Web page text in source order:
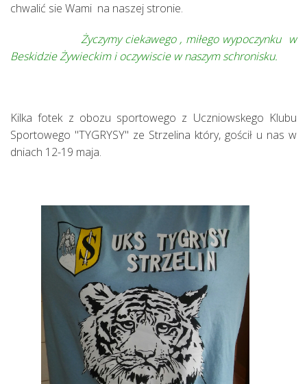
chwalić sie Wami na naszej stronie.
Życzymy ciekawego , miłego wypoczynku w
Beskidzie Żywieckim i oczywiscie w naszym schronisku.
Kilka fotek z obozu sportowego z Uczniowskego Klubu
Sportowego ''TYGRYSY" ze Strzelina który, gościł u nas w
dniach 12-19 maja.